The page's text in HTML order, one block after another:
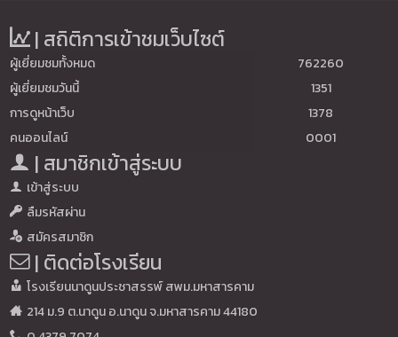
| สถิติการเข้าชมเว็บไซต์
ผู้เยี่ยมชมทั้งหมด
762260
ผู้เยี่ยมชมวันนี้
1351
การดูหน้าเว็บ
1378
คนออนไลน์
0001
| สมาชิกเข้าสู่ระบบ
เข้าสู่ระบบ
ลืมรหัสผ่าน
สมัครสมาชิก
| ติดต่อโรงเรียน
โรงเรียนนาดูนประชาสรรพ์ สพม.มหาสารคาม
214 ม.9 ต.นาดูน อ.นาดูน จ.มหาสารคาม 44180